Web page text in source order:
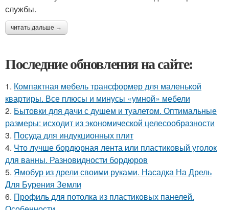
службы.
читать дальше →
Последние обновления на сайте:
1. Компактная мебель трансформер для маленькой
квартиры. Все плюсы и минусы «умной» мебели
2. Бытовки для дачи с душем и туалетом. Оптимальные
размеры: исходит из экономической целесообразности
3. Посуда для индукционных плит
4. Что лучше бордюрная лента или пластиковый уголок
для ванны. Разновидности бордюров
5. Ямобур из дрели своими руками. Насадка На Дрель
Для Бурения Земли
6. Профиль для потолка из пластиковых панелей.